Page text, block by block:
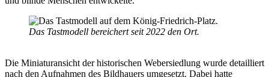
Das Tastmodell bereichert seit 2022 den Ort.
Die Miniaturansicht der historischen Webersiedlung wurde detailliert
nach den Aufnahmen des Bildhauers umgesetzt. Dabei hatte